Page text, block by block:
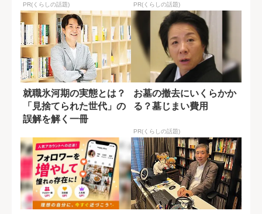
PR(くらしの話題) PR(くらしの話題)
就職氷河期の実態とは？
「見捨てられた世代」の
誤解を解く一冊
お墓の撤去にいくらかか
る？墓じまい費用
PR(くらしの話題)